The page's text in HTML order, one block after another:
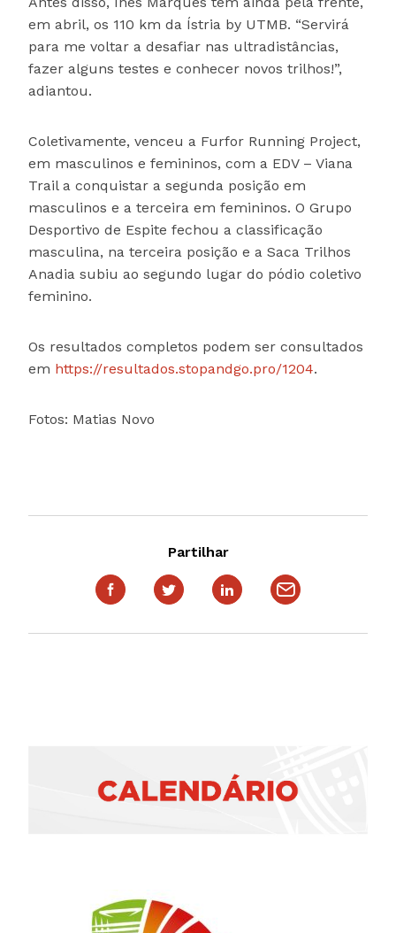
em abril, os 110 km da Ístria by UTMB. “Servirá
para me voltar a desafiar nas ultradistâncias,
fazer alguns testes e conhecer novos trilhos!”,
adiantou.
Coletivamente, venceu a Furfor Running Project,
em masculinos e femininos, com a EDV – Viana
Trail a conquistar a segunda posição em
masculinos e a terceira em femininos. O Grupo
Desportivo de Espite fechou a classificação
masculina, na terceira posição e a Saca Trilhos
Anadia subiu ao segundo lugar do pódio coletivo
feminino.
Os resultados completos podem ser consultados
em https://resultados.stopandgo.pro/1204.
Fotos: Matias Novo
Partilhar